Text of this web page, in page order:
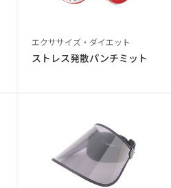
エクササイズ・ダイエット
ストレス発散パンチミット